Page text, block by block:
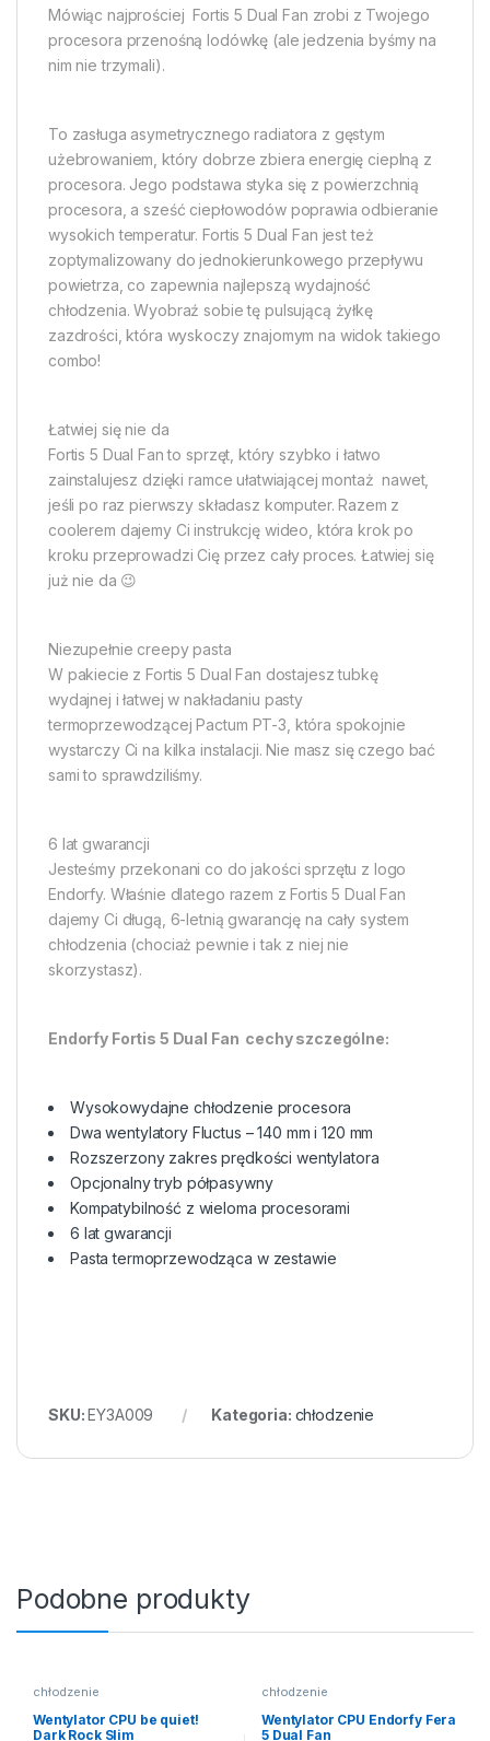
Mówiąc najprościej  Fortis 5 Dual Fan zrobi z Twojego
procesora przenośną lodówkę (ale jedzenia byśmy na
nim nie trzymali).
To zasługa asymetrycznego radiatora z gęstym
użebrowaniem, który dobrze zbiera energię cieplną z
procesora. Jego podstawa styka się z powierzchnią
procesora, a sześć ciepłowodów poprawia odbieranie
wysokich temperatur. Fortis 5 Dual Fan jest też
zoptymalizowany do jednokierunkowego przepływu
powietrza, co zapewnia najlepszą wydajność
chłodzenia. Wyobraź sobie tę pulsującą żyłkę
zazdrości, która wyskoczy znajomym na widok takiego
combo!
Łatwiej się nie da
Fortis 5 Dual Fan to sprzęt, który szybko i łatwo
zainstalujesz dzięki ramce ułatwiającej montaż  nawet,
jeśli po raz pierwszy składasz komputer. Razem z
coolerem dajemy Ci instrukcję wideo, która krok po
kroku przeprowadzi Cię przez cały proces. Łatwiej się
już nie da 😉
Niezupełnie creepy pasta
W pakiecie z Fortis 5 Dual Fan dostajesz tubkę
wydajnej i łatwej w nakładaniu pasty
termoprzewodzącej Pactum PT-3, która spokojnie
wystarczy Ci na kilka instalacji. Nie masz się czego bać 
sami to sprawdziliśmy.
6 lat gwarancji
Jesteśmy przekonani co do jakości sprzętu z logo
Endorfy. Właśnie dlatego razem z Fortis 5 Dual Fan
dajemy Ci długą, 6-letnią gwarancję na cały system
chłodzenia (chociaż pewnie i tak z niej nie
skorzystasz).
Endorfy Fortis 5 Dual Fan  cechy szczególne:
Wysokowydajne chłodzenie procesora
Dwa wentylatory Fluctus – 140 mm i 120 mm
Rozszerzony zakres prędkości wentylatora
Opcjonalny tryb półpasywny
Kompatybilność z wieloma procesorami
6 lat gwarancji
Pasta termoprzewodząca w zestawie
SKU:EY3A009 Kategoria: chłodzenie
Podobne produkty
chłodzenie
Wentylator CPU be quiet!
Dark Rock Slim
chłodzenie
Wentylator CPU Endorfy Fera
5 Dual Fan